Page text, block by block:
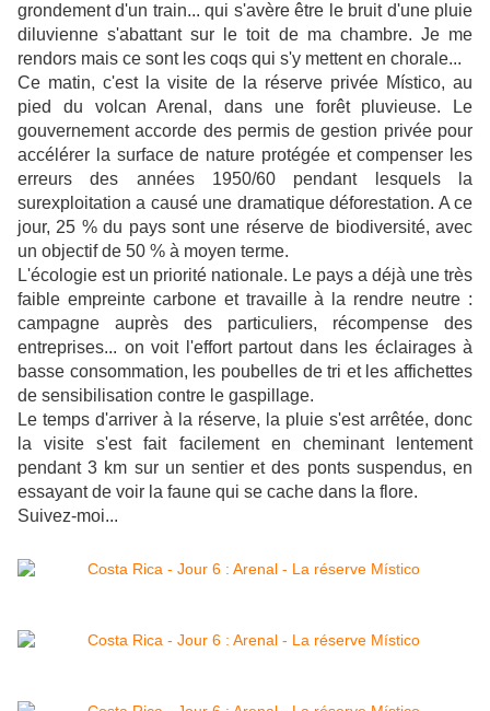
grondement d'un train... qui s'avère être le bruit d'une pluie
diluvienne s'abattant sur le toit de ma chambre. Je me
rendors mais ce sont les coqs qui s'y mettent en chorale...
Ce matin, c'est la visite de la réserve privée Místico, au
pied du volcan Arenal, dans une forêt pluvieuse. Le
gouvernement accorde des permis de gestion privée pour
accélérer la surface de nature protégée et compenser les
erreurs des années 1950/60 pendant lesquels la
surexploitation a causé une dramatique déforestation. A ce
jour, 25 % du pays sont une réserve de biodiversité, avec
un objectif de 50 % à moyen terme.
L'écologie est un priorité nationale. Le pays a déjà une très
faible empreinte carbone et travaille à la rendre neutre :
campagne auprès des particuliers, récompense des
entreprises... on voit l'effort partout dans les éclairages à
basse consommation, les poubelles de tri et les affichettes
de sensibilisation contre le gaspillage.
Le temps d'arriver à la réserve, la pluie s'est arrêtée, donc
la visite s'est fait facilement en cheminant lentement
pendant 3 km sur un sentier et des ponts suspendus, en
essayant de voir la faune qui se cache dans la flore.
Suivez-moi...